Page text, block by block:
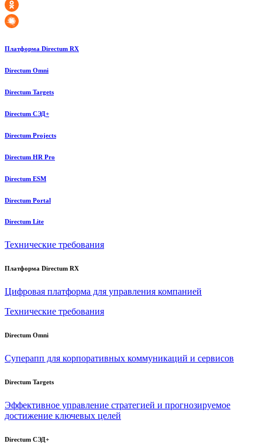
Платформа Directum RX
Directum Omni
Directum Targets
Directum СЭД+
Directum Projects
Directum HR Pro
Directum ESM
Directum Portal
Directum Lite
Технические требования
Платформа Directum RX
Цифровая платформа для управления компанией
Технические требования
Directum Omni
Суперапп для корпоративных коммуникаций и сервисов
Directum Targets
Эффективное управление стратегией и прогнозируемое
достижение ключевых целей
Directum СЭД+